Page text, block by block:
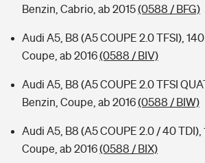
Benzin, Cabrio, ab 2015(0588 / BFG)
Audi A5, B8 (A5 COUPE 2.0 TFSI),
Coupe, ab 2016(0588 / BIV)
Audi A5, B8 (A5 COUPE 2.0 TFSI
Benzin, Coupe, ab 2016(0588 / BIW)
Audi A5, B8 (A5 COUPE 2.0 / 40 TDI),
Coupe, ab 2016(0588 / BIX)